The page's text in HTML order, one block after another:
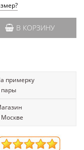
В КОРЗИНУ
примерку
пары
Москве